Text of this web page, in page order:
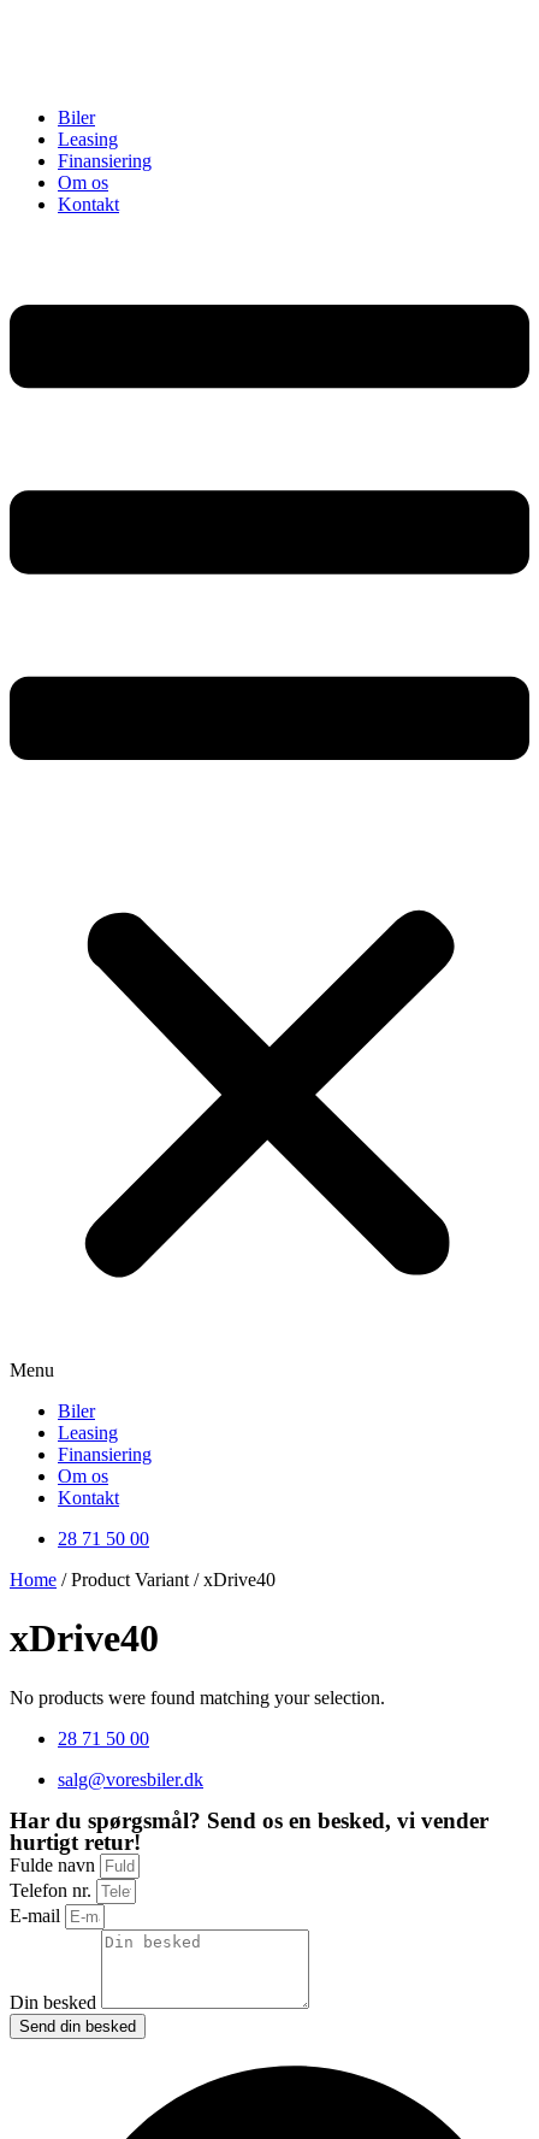
Biler
Leasing
Finansiering
Om os
Kontakt
Menu
Biler
Leasing
Finansiering
Om os
Kontakt
28 71 50 00
Home / Product Variant / xDrive40
xDrive40
No products were found matching your selection.
28 71 50 00
salg@voresbiler.dk
Har du spørgsmål? Send os en besked, vi vender
hurtigt retur!
Fulde navn
Telefon nr.
E-mail
Din besked
Send din besked